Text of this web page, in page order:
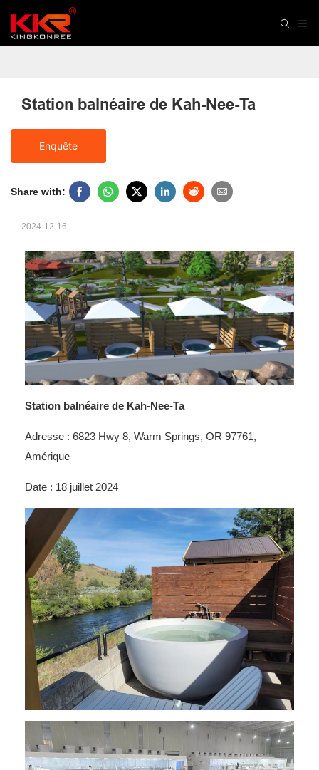
Station balnéaire de Kah-Nee-Ta
Enquête
Share with:
2024-12-16
Station balnéaire de Kah-Nee-Ta
Adresse : 6823 Hwy 8, Warm Springs, OR 97761,
Amérique
Date : 18 juillet 2024